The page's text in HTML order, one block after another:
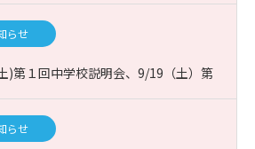
らせ
)第１回中学校説明会、9/19（土）第
入試説明会
らせ